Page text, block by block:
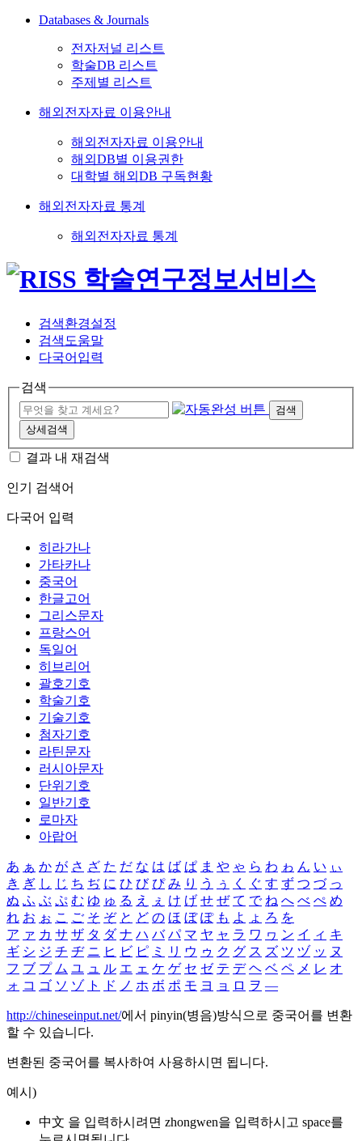
Databases & Journals
전자저널 리스트
학술DB 리스트
주제별 리스트
해외전자자료 이용안내
해외전자자료 이용안내
해외DB별 이용권한
대학별 해외DB 구독현황
해외전자자료 통계
해외전자자료 통계
검색환경설정
검색도움말
다국어입력
검색
검색
상세검색
결과 내 재검색
인기 검색어
다국어 입력
히라가나
가타카나
중국어
한글고어
그리스문자
프랑스어
독일어
히브리어
괄호기호
학술기호
기술기호
첨자기호
라틴문자
러시아문자
단위기호
일반기호
로마자
아랍어
あ ぁ か が さ ざ た だ な は ば ぱ ま や ゃ ら わ ゎ ん い ぃ
き ぎ し じ ち ぢ に ひ び ぴ み り う ぅ く ぐ す ず つ づ っ
ぬ ふ ぶ ぷ む ゆ ゅ る え ぇ け げ せ ぜ て で ね へ べ ぺ め
れ お ぉ こ ご そ ぞ と ど の ほ ぼ ぽ も よ ょ ろ を
ア ァ カ サ ザ タ ダ ナ ハ バ パ マ ヤ ャ ラ ワ ヮ ン イ ィ キ
ギ シ ジ チ ヂ ニ ヒ ビ ピ ミ リ ウ ゥ ク グ ス ズ ツ ヅ ッ ヌ
フ ブ プ ム ユ ュ ル エ ェ ケ ゲ セ ゼ テ デ ヘ ベ ペ メ レ オ
ォ コ ゴ ソ ゾ ト ド ノ ホ ボ ポ モ ヨ ョ ロ ヲ ―
http://chineseinput.net/에서 pinyin(병음)방식으로 중국어를 변환
할 수 있습니다.
변환된 중국어를 복사하여 사용하시면 됩니다.
예시)
中文 을 입력하시려면 zhongwen을 입력하시고 space를